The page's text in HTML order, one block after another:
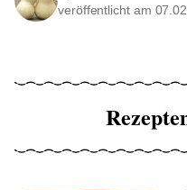
veröffentlicht am